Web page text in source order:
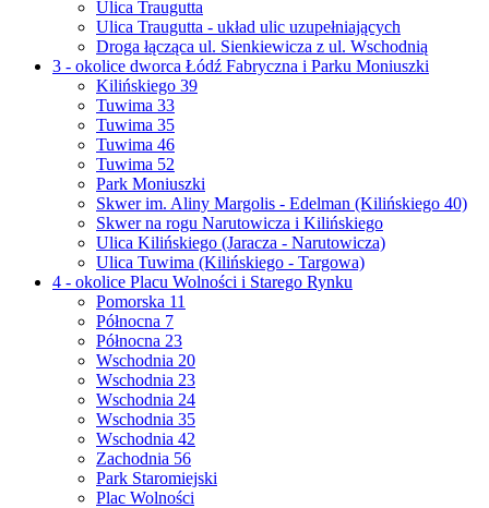
Ulica Traugutta
Ulica Traugutta - układ ulic uzupełniających
Droga łącząca ul. Sienkiewicza z ul. Wschodnią
3 - okolice dworca Łódź Fabryczna i Parku Moniuszki
Kilińskiego 39
Tuwima 33
Tuwima 35
Tuwima 46
Tuwima 52
Park Moniuszki
Skwer im. Aliny Margolis - Edelman (Kilińskiego 40)
Skwer na rogu Narutowicza i Kilińskiego
Ulica Kilińskiego (Jaracza - Narutowicza)
Ulica Tuwima (Kilińskiego - Targowa)
4 - okolice Placu Wolności i Starego Rynku
Pomorska 11
Północna 7
Północna 23
Wschodnia 20
Wschodnia 23
Wschodnia 24
Wschodnia 35
Wschodnia 42
Zachodnia 56
Park Staromiejski
Plac Wolności